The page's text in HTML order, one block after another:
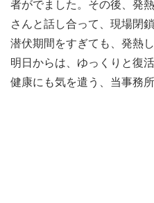
者がでました。その後、発
さんと話し合って、現場閉鎖
潜伏期間をすぎても、発熱
明日からは、ゆっくりと復
健康にも気を遣う、当事務所